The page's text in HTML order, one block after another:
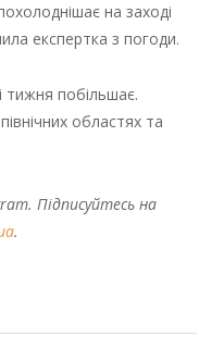
на заході
експертка з погоди.
тижня побільшає.
областях та
Підписуйтесь на
.